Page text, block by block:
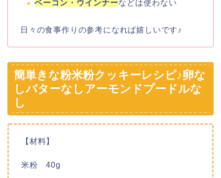
ベーコン・ウインナーなどは使わない
日々の食事作りの参考になれば嬉しいです♪
簡単きな粉米粉クッキーレシピ♪卵な
しバターなしアーモンドプードルな
し
【材料】
米粉 40g